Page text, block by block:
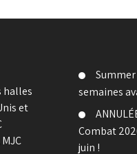
halles
et
Summer
semaines
Combat
juin !